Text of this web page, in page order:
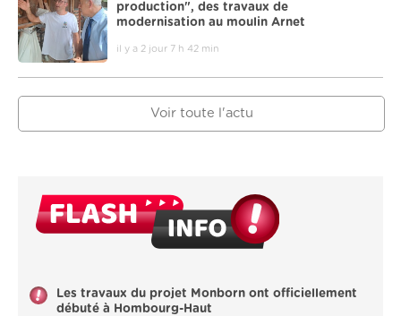
production", des travaux de
modernisation au moulin Arnet
il y a 2 jour 7 h 42 min
Voir toute l'actu
Les travaux du projet Monborn ont officiellement
débuté à Hombourg-Haut